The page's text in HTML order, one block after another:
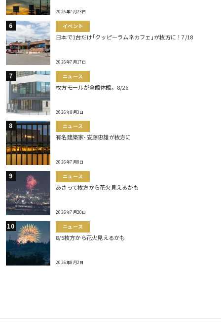
2026年7月23日
イベント
日本で1台だけ｢クッピーラムネカフェ｣が枚方に！7/18
2026年7月17日
ニュース
枚方モールが全館休館。8/26
2026年8月3日
ニュース
有名建築家･安藤忠雄が枚方に
2026年7月8日
ニュース
あさって枚方から花火見えるかも
2026年7月20日
ニュース
8/5枚方から花火見えるかも
2026年8月2日